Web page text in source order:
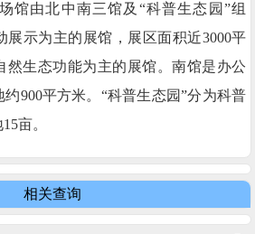
馆由北中南三馆及“科普生态园”组
展示为主的展馆，展区面积近3000平
然生态功能为主的展馆。南馆是办公
900平方米。“科普生态园”分为科普
亩。
相关查询